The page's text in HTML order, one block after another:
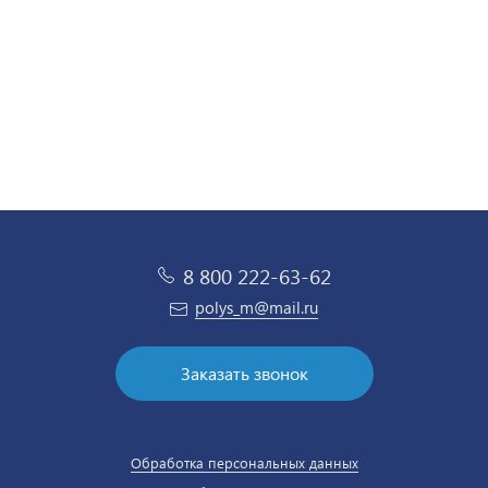
8 800 222-63-62
polys_m@mail.ru
Заказать звонок
Обработка персональных данных